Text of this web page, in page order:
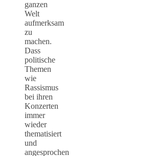
ganzen
Welt
aufmerksam
zu
machen.
Dass
politische
Themen
wie
Rassismus
bei ihren
Konzerten
immer
wieder
thematisiert
und
angesprochen